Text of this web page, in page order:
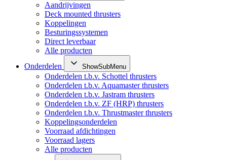
Aandrijvingen
Deck mounted thrusters
Koppelingen
Besturingssystemen
Direct leverbaar
Alle producten
Onderdelen
ShowSubMenu
Onderdelen t.b.v. Schottel thrusters
Onderdelen t.b.v. Aquamaster thrusters
Onderdelen t.b.v. Jastram thrusters
Onderdelen t.b.v. ZF (HRP) thrusters
Onderdelen t.b.v. Thrustmaster thrusters
Koppelingsonderdelen
Voorraad afdichtingen
Voorraad lagers
Alle producten